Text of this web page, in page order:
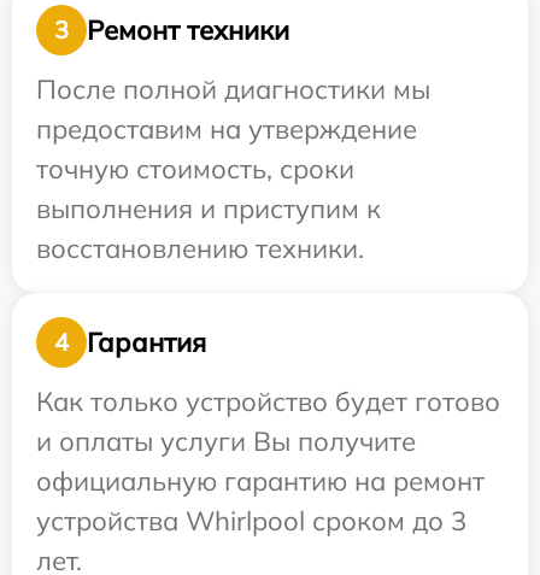
3
Ремонт техники
После полной диагностики мы
предоставим на утверждение
точную стоимость, сроки
выполнения и приступим к
восстановлению техники.
4
Гарантия
Как только устройство будет готово
и оплаты услуги Вы получите
официальную гарантию на ремонт
устройства Whirlpool сроком до 3
лет.